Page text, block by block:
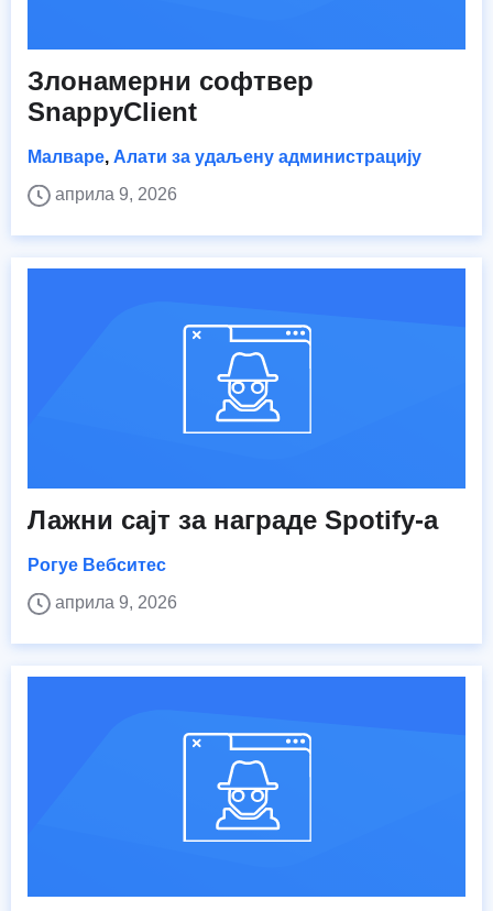
Злонамерни софтвер
SnappyClient
Малваре, Алати за удаљену администрацију
априла 9, 2026
Лажни сајт за награде Spotify-а
Рогуе Вебситес
априла 9, 2026